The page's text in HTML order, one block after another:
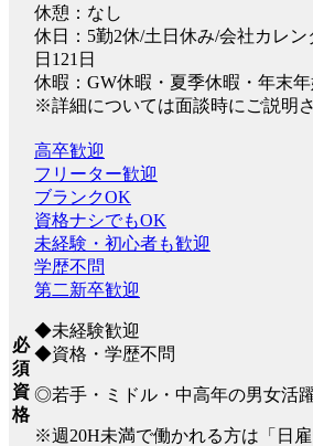
休憩：なし
休日：5勤2休/土日休み/会社カレ
日121日
休暇：GW休暇・夏季休暇・年末
※詳細については面談時にご説明
必
須
資
格
高卒歓迎
フリーター歓迎
ブランクOK
資格ナシでもOK
未経験・初心者も歓迎
学歴不問
第二新卒歓迎
◆未経験歓迎
◆資格・学歴不問
◎若手・ミドル・中高年の男女活躍
※週20H未満で働かれる方は「日雇